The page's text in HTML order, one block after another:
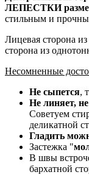
ЛЕПЕСТКИ
стильным и
Лицевая сторона
сторона из
Несомненные
Не сыпется,
Не линяет,
Советуем
деликатной
Гладить
Застежка "
В швы
бархатной